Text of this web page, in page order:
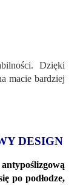
Dzięki
macie bardziej
DESIGN
po podłodze,